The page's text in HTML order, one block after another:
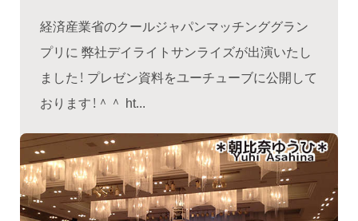
経済産業省のクールジャパンマッチンググラン
プリに 弊社デイライトサンライズが出演いたし
ました！ プレゼン資料をユーチューブに公開して
おります！＾＾ ht...